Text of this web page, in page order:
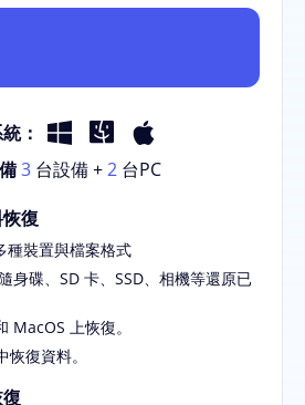
：
3台設備 +2台PC
復
種裝置與檔案格式
身碟、SD 卡、SSD、相機等還原已
MacOS 上恢復。
復資料。